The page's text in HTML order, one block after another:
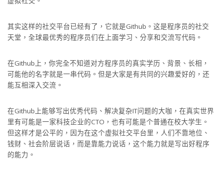
其实这样的社交平台已经有了，它就是Github。这是程序员的社交
天堂，全球最优秀的程序员们在上面学习、分享和交流写代码。
在Github上，你完全不知道对方程序员的真实学历、背景、长相，
可能他的名字就是一串代码。但是大家是有共同的兴趣爱好的，还
能互相深入交流。
在Github上能够写出优秀代码、解决复杂IT问题的大咖，在真实世界
里有可能是一家科技企业的CTO，也有可能是个普通在校大学生。
但这样才是公平的，因为在这个虚拟社交平台里，人们不靠地位、
钱财、社会阶层说话，而是靠能力说话，这个能力就是写出好程序
的能力。